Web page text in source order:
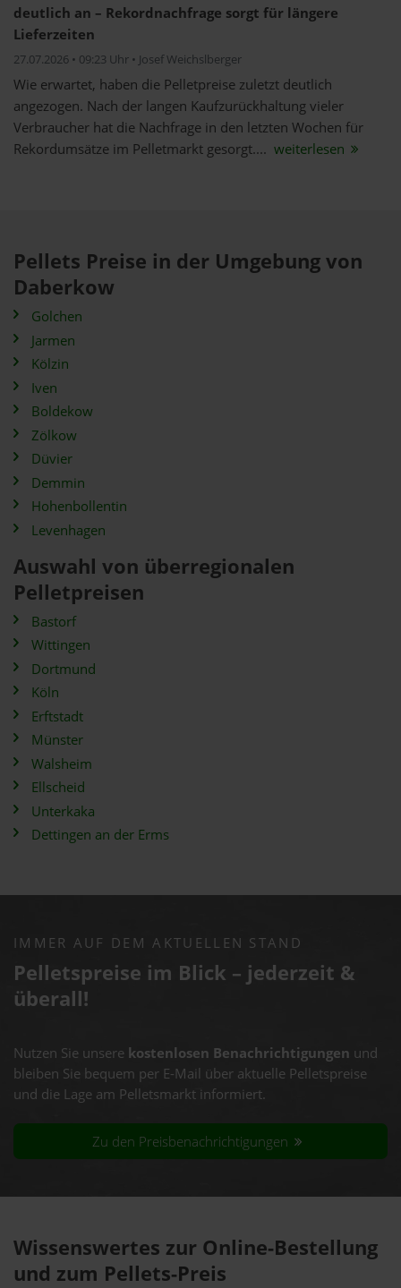
deutlich an – Rekordnachfrage sorgt für längere
Lieferzeiten
27.07.2026 • 09:23 Uhr • Josef Weichslberger
Wie erwartet, haben die Pelletpreise zuletzt deutlich
angezogen. Nach der langen Kaufzurückhaltung vieler
Verbraucher hat die Nachfrage in den letzten Wochen für
Rekordumsätze im Pelletmarkt gesorgt.... weiterlesen
Pellets Preise in der Umgebung von
Daberkow
Golchen
Jarmen
Kölzin
Iven
Boldekow
Zölkow
Düvier
Demmin
Hohenbollentin
Levenhagen
Auswahl von überregionalen
Pelletpreisen
Bastorf
Wittingen
Dortmund
Köln
Erftstadt
Münster
Walsheim
Ellscheid
Unterkaka
Dettingen an der Erms
IMMER AUF DEM AKTUELLEN STAND
Pelletspreise im Blick – jederzeit &
überall!
Nutzen Sie unsere kostenlosen Benachrichtigungen und
bleiben Sie bequem per E-Mail über aktuelle Pelletspreise
und die Lage am Pelletsmarkt informiert.
Zu den Preisbenachrichtigungen
Wissenswertes zur Online-Bestellung
und zum Pellets-Preis